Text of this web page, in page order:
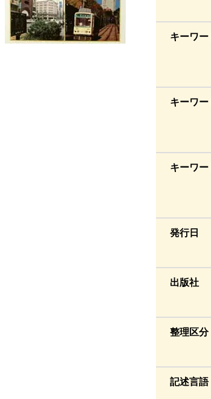
キーワー
キーワー
キーワー
発行日
出版社
整理区分
記述言語